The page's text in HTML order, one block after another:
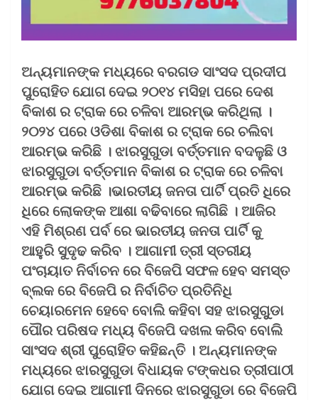
ଅନ୍ୟମାନଙ୍କ ମଧ୍ୟରେ ବରଗଡ ସାଂସଦ ପ୍ରଦୀପ
ପୁରୋହିତ ଯୋଗ ଦେଇ ୨୦୧୪ ମସିହା ପରେ ଦେଶ
ବିକାଶ ର ଟ୍ରାକ ରେ ଚଳିବା ଆରମ୍ଭ କରିଥିଲା ।
୨୦୨୪ ପରେ ଓଡିଶା ବିକାଶ ର ଟ୍ରାକ ରେ ଚଲିବା
ଆରମ୍ଭ କରିଛି । ଝାରସୁଗୁଡା ବର୍ତ୍ତମାନ ବଦଳୁଛି ଓ
ଝାରସୁଗୁଡା ବର୍ତ୍ତମାନ ବିକାଶ ର ଟ୍ରାକ ରେ ଚଳିବା
ଆରମ୍ଭ କରିଛି ।ଭାରତୀୟ ଜନତା ପାର୍ଟି ପ୍ରତି ଧିରେ
ଧିରେ ଲୋକଙ୍କ ଆଶା ବଢିବାରେ ଲାଗିଛି । ଆଜିର
ଏହି ମିଶ୍ରଣ ପର୍ବ ରେ ଭାରତୀୟ ଜନତା ପାର୍ଟି କୁ
ଆହୁରି ସୁଦୃଢ କରିବ । ଆଗାମୀ ତ୍ରୀ ସ୍ତରୀୟ
ପଂଚାୟାତ ନିର୍ବାଚନ ରେ ବିଜେପି ସଫଳ ହେବ ସମସ୍ତ
ବ୍ଲକ ରେ ବିଜେପି ର ନିର୍ବାଚିତ ପ୍ରତିନିଧି
ଚେୟାରମେନ ହେବେ ବୋଲି କହିବା ସହ ଝାରସୁଗୁୁଡା
ପୌର ପରିଷଦ ମଧ୍ୟ ବିଜେପି ଦଖଲ କରିବ ବୋଲି
ସାଂସଦ ଶ୍ରୀ ପୁରୋହିତ କହିଛନ୍ତି । ଅନ୍ୟମାନଙ୍କ
ମଧ୍ୟରେ ଝାରସୁଗୁଡା ବିଧାୟକ ଟଙ୍କଧର ତ୍ରୀପାଠୀ
ଯୋଗ ଦେଇ ଆଗାମୀ ଦିନରେ ଝାରସୁଗୁଡା ରେ ବିଜେପି